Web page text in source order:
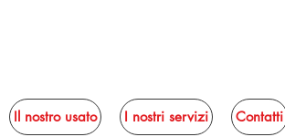
Il nostro usato I nostri servizi Contatti